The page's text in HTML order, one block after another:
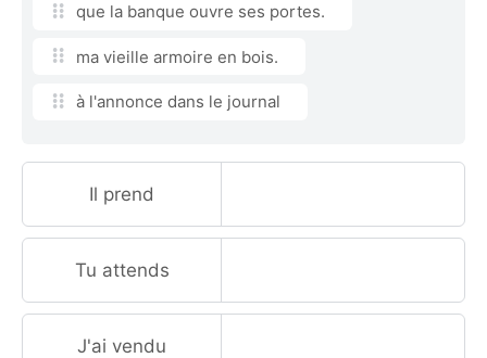
que la banque ouvre ses portes.
ma vieille armoire en bois.
à l'annonce dans le journal
Il prend
Tu attends
J'ai vendu